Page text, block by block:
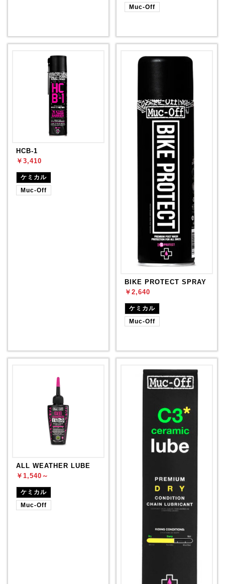
Muc-Off
HCB-1
￥3,410
ケミカル
Muc-Off
BIKE PROTECT SPRAY
￥2,640
ケミカル
Muc-Off
ALL WEATHER LUBE
￥1,540～
ケミカル
Muc-Off